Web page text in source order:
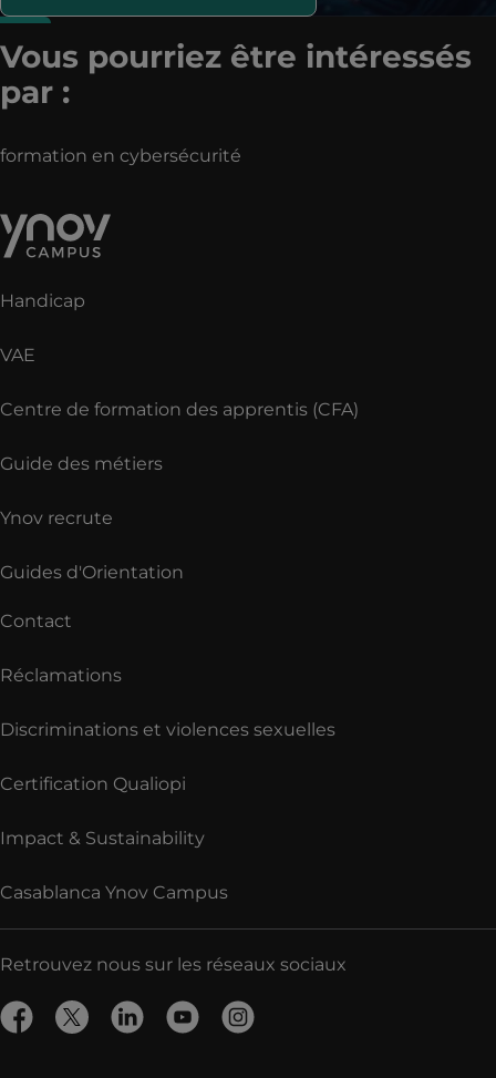
Vous pourriez être intéressés
par :
formation en cybersécurité
Handicap
VAE
Centre de formation des apprentis (CFA)
Guide des métiers
Ynov recrute
Guides d'Orientation
Contact
Réclamations
Discriminations et violences sexuelles
Certification Qualiopi
Impact & Sustainability
Casablanca Ynov Campus
Retrouvez nous sur les réseaux sociaux